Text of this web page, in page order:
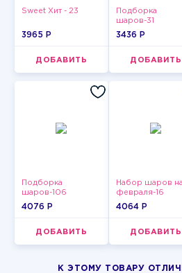
Sweet Хит - 23
3965 P
ДОБАВИТЬ
Подборка
шаров-31
3436 P
ДОБАВИТЬ
Подборка
шаров-106
4076 P
ДОБАВИТЬ
Набор шаров
февраля-16
4064 P
ДОБАВИТЬ
К ЭТОМУ ТОВАРУ